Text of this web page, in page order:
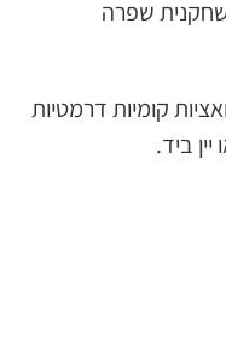
שפרה
קומיות דרמטיות
ביד.